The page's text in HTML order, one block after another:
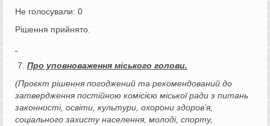
Не голосували: 0
Рішення прийнято.
Про уповноваження міського голови.
(Проєкт рішення погоджений та рекомендований до
затвердження постійною комісією міської ради з питань
законності, освіти, культури, охорони здоров’я,
соціального захисту населення, молоді, спорту,